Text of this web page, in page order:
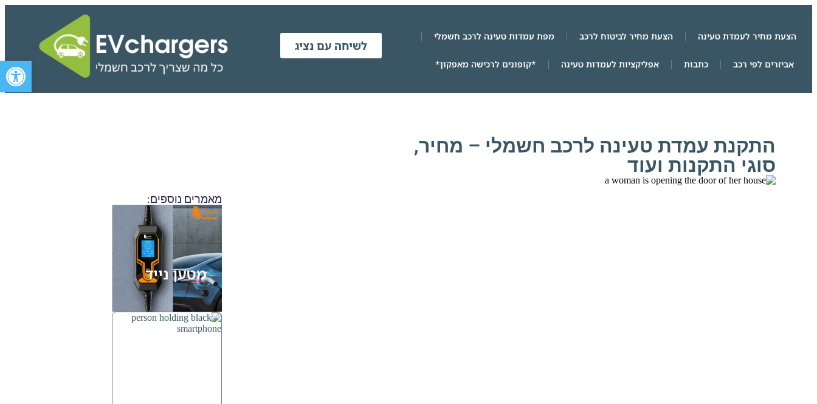
פתח
הצעת מחיר לעמדת טעינה הצעת מחיר לביטוח לרכב מפת עמדות טעינה לרכב חשמלי
אביזרים לפי רכב כתבות אפליקציות לעמדות טעינה *קופונים לרכישה מאפקון*
לשיחה עם נציג
התקנת עמדת טעינה לרכב חשמלי – מחיר,
סוגי התקנות ועוד
מאמרים נוספים:
פרסומת
מטען נייד